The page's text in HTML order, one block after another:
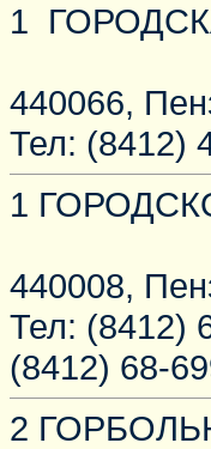
1
440066,
Тел: (8412)
1
440008,
Тел: (8412)
(8412) 68-
2